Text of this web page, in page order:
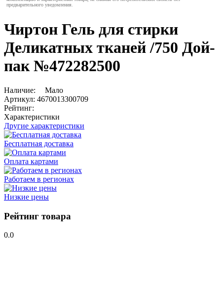
предварительного уведомления.
Чиртон Гель для стирки
Деликатных тканей /750 Дой-
пак №472282500
Наличие:
Мало
Артикул: 4670013300709
Рейтинг:
Характеристики
Другие характеристики
Бесплатная доставка
Оплата картами
Работаем в регионах
Низкие цены
Рейтинг товара
0.0